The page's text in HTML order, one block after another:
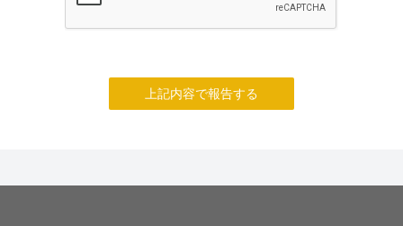
上記内容で報告する